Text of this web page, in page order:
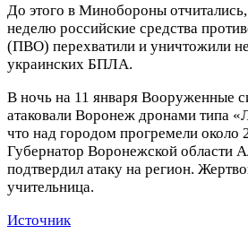
До этого в Минобороны
неделю российские средства
(ПВО) перехватили и уничтожили
украинских БПЛА.
В ночь на 11 января Вооруженные
атаковали Воронеж дронами типа
что над городом прогремели около
Губернатор Воронежской области
подтвердил атаку на регион.
учительница.
Источник